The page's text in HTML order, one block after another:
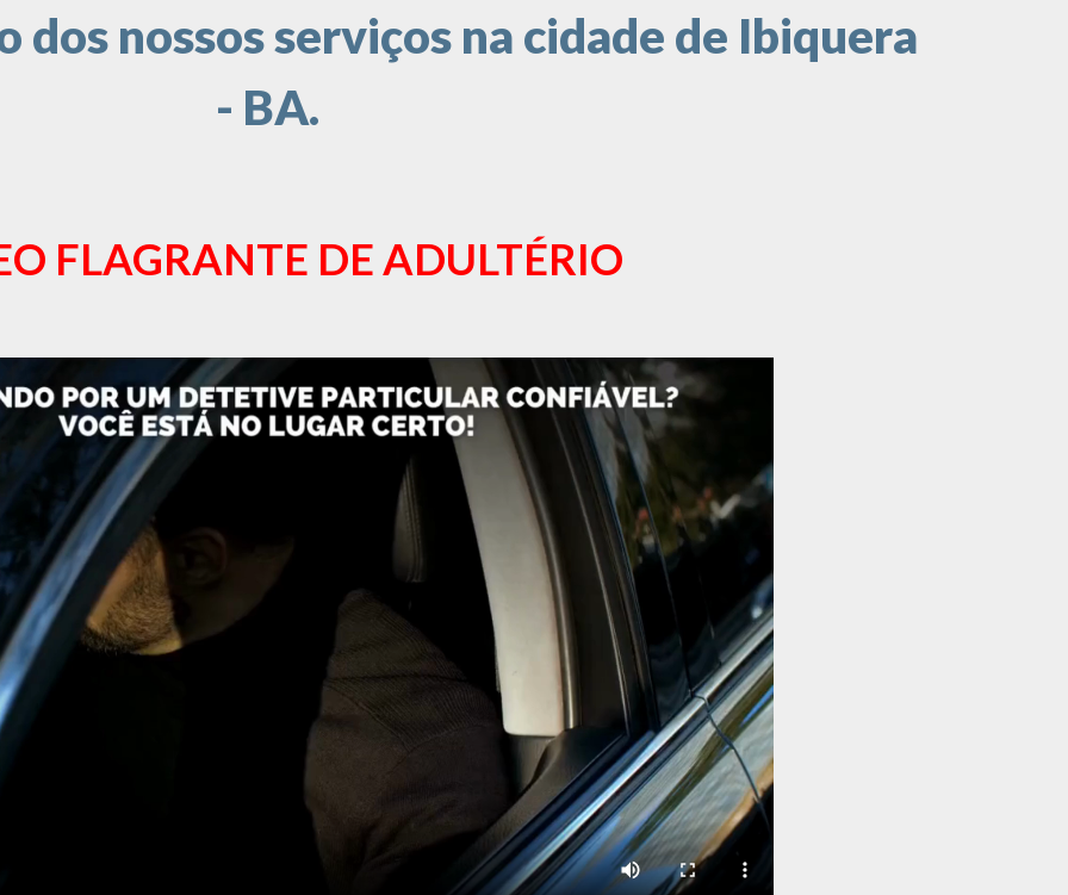
dos nossos serviços na cidade de Ibiquera
- BA.
FLAGRANTE DE ADULTÉRIO